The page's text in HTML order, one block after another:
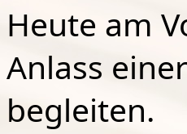
Heute am
Anlass
begleiten.